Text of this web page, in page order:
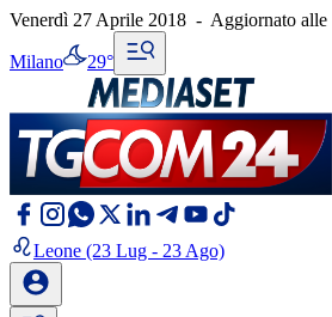
Venerdì 27 Aprile 2018 - Aggiornato alle
Milano 29°
Leone (23 Lug - 23 Ago)